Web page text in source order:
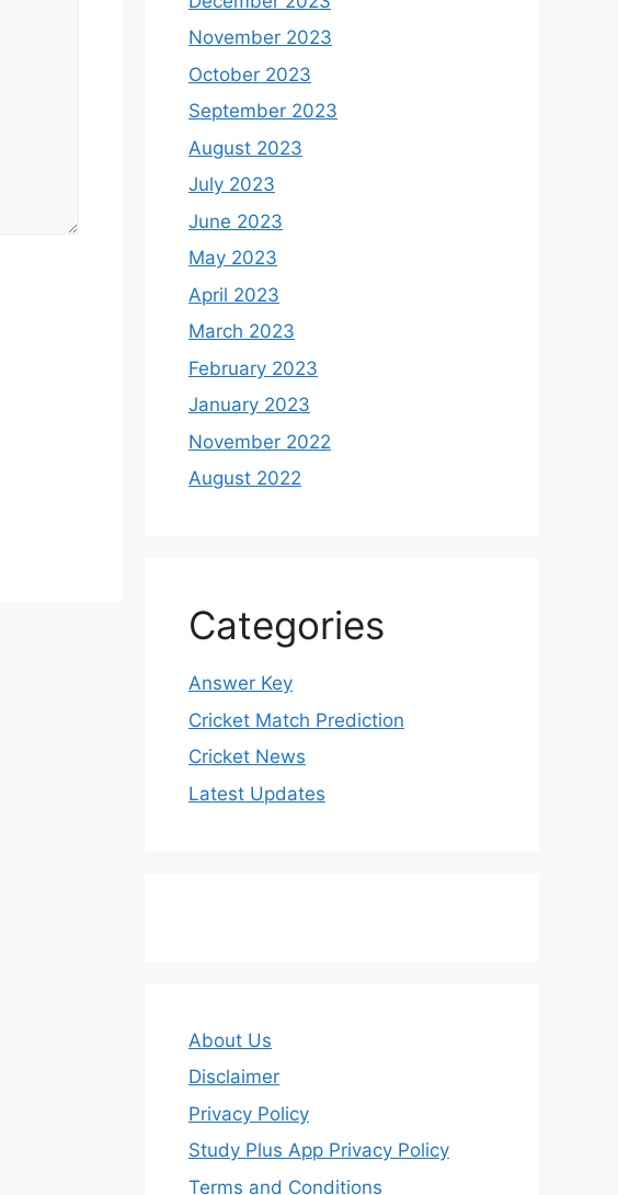
November 2023
October 2023
September 2023
August 2023
July 2023
June 2023
May 2023
April 2023
March 2023
February 2023
January 2023
November 2022
August 2022
Categories
Answer Key
Cricket Match Prediction
Cricket News
Latest Updates
About Us
Disclaimer
Privacy Policy
Study Plus App Privacy Policy
Terms and Conditions